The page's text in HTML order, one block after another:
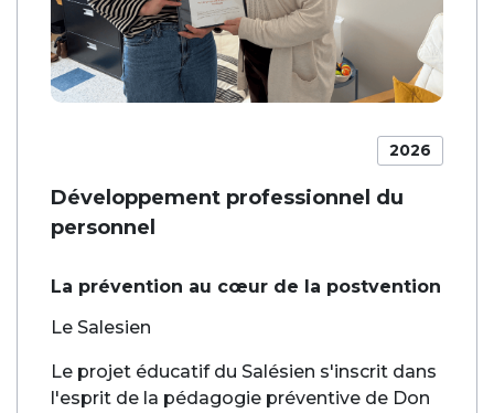
2026
Développement professionnel du
personnel
La prévention au cœur de la postvention
Le Salesien
Le projet éducatif du Salésien s'inscrit dans
l'esprit de la pédagogie préventive de Don